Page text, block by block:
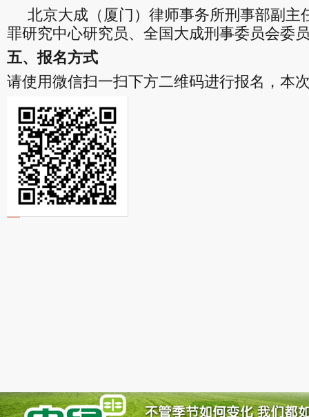
北京大成（厦门）律师事务所刑事部副主
罪研究中心研究员、全国大成刑事委员会委
五、报名方式
请使用微信扫一扫下方二维码进行报名，本